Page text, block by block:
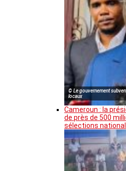
© Le gouvernement
locaux
Cameroun : la
de près de 500
sélections